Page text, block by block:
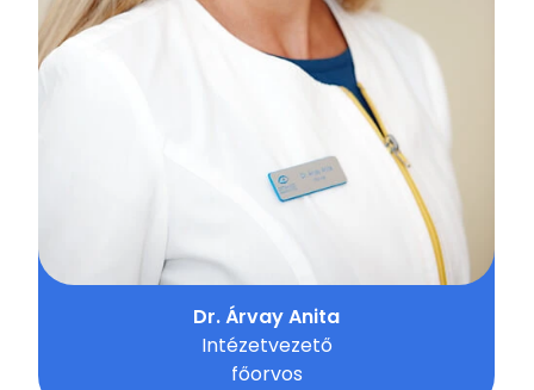
Dr. Árvay Anita
Intézetvezető
főorvos